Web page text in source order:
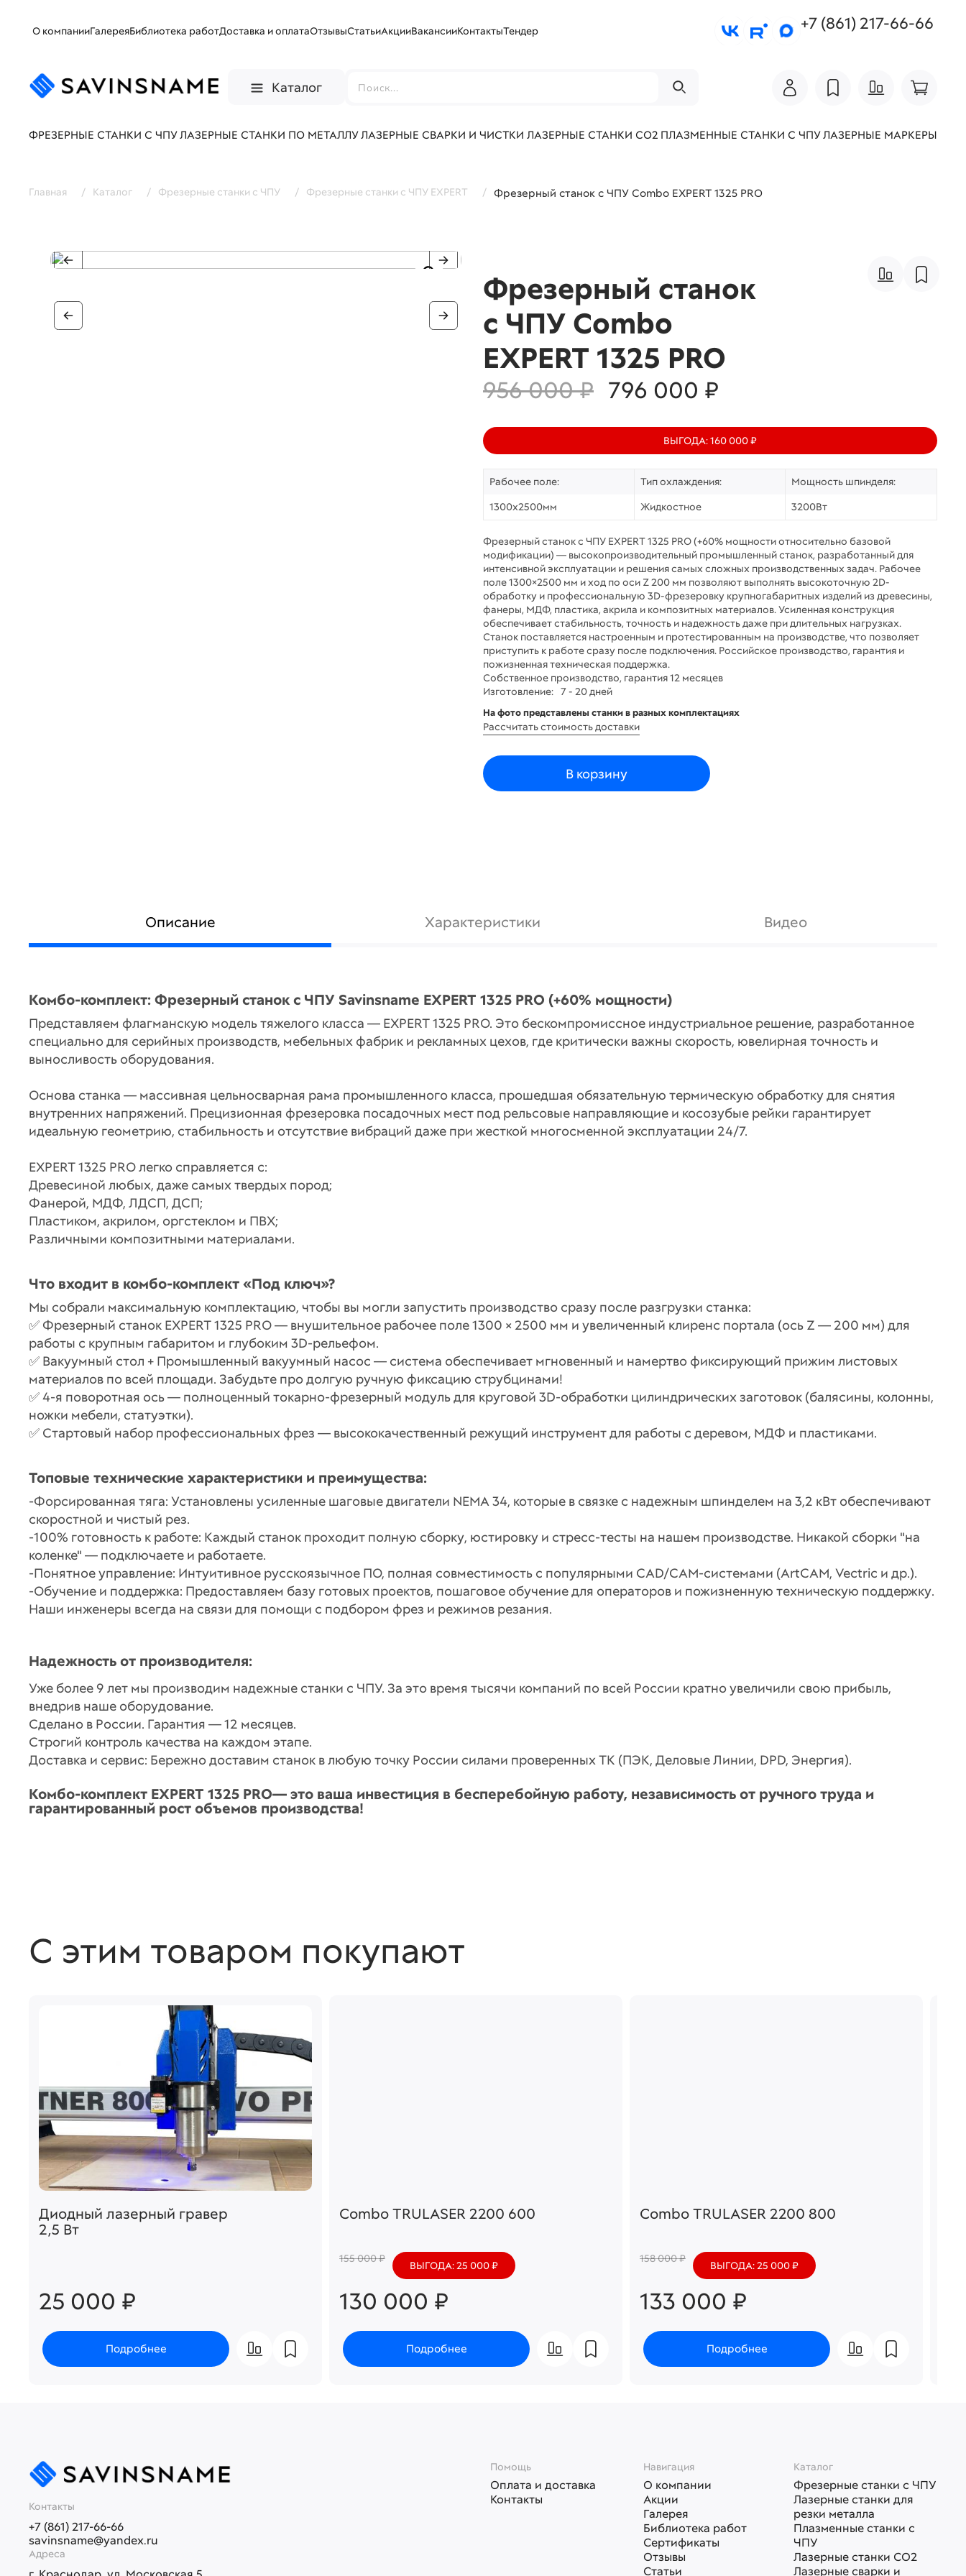
О компанииГалереяБиблиотека работДоставка и оплатаОтзывыСтатьиАкцииВакансииКонтактыТендер +7 (861) 217-66-66
Каталог
ФРЕЗЕРНЫЕ СТАНКИ С ЧПУЛАЗЕРНЫЕ СТАНКИ ПО МЕТАЛЛУЛАЗЕРНЫЕ СВАРКИ И ЧИСТКИ ЛАЗЕРНЫЕ СТАНКИ СО2 ПЛАЗМЕННЫЕ СТАНКИ С ЧПУЛАЗЕРНЫЕ МАРКЕРЫ
Главная / Каталог / Фрезерные станки с ЧПУ / Фрезерные станки с ЧПУ EXPERT / Фрезерный станок с ЧПУ Combo EXPERT 1325 PRO
Фрезерный станок
с ЧПУ Combo
EXPERT 1325 PRO
956 000 ₽ 796 000 ₽
ВЫГОДА: 160 000 ₽
Рабочее поле:
1300х2500мм
Тип охлаждения:
Жидкостное
Мощность шпинделя:
3200Вт
Фрезерный станок с ЧПУ EXPERT 1325 PRO (+60% мощности относительно базовой
модификации) — высокопроизводительный промышленный станок, разработанный для
интенсивной эксплуатации и решения самых сложных производственных задач. Рабочее
поле 1300×2500 мм и ход по оси Z 200 мм позволяют выполнять высокоточную 2D-
обработку и профессиональную 3D-фрезеровку крупногабаритных изделий из древесины,
фанеры, МДФ, пластика, акрила и композитных материалов. Усиленная конструкция
обеспечивает стабильность, точность и надежность даже при длительных нагрузках.
Станок поставляется настроенным и протестированным на производстве, что позволяет
приступить к работе сразу после подключения. Российское производство, гарантия и
пожизненная техническая поддержка.
Собственное производство, гарантия 12 месяцев
Изготовление: 7 - 20 дней
На фото представлены станки в разных комплектациях
Рассчитать стоимость доставки
В корзину
Описание Характеристики Видео
Комбо-комплект: Фрезерный станок с ЧПУ Savinsname EXPERT 1325 PRO (+60% мощности)
Представляем флагманскую модель тяжелого класса — EXPERT 1325 PRO. Это бескомпромиссное индустриальное решение, разработанное
специально для серийных производств, мебельных фабрик и рекламных цехов, где критически важны скорость, ювелирная точность и
выносливость оборудования.
Основа станка — массивная цельносварная рама промышленного класса, прошедшая обязательную термическую обработку для снятия
внутренних напряжений. Прецизионная фрезеровка посадочных мест под рельсовые направляющие и косозубые рейки гарантирует
идеальную геометрию, стабильность и отсутствие вибраций даже при жесткой многосменной эксплуатации 24/7.
EXPERT 1325 PRO легко справляется с:
Древесиной любых, даже самых твердых пород;
Фанерой, МДФ, ЛДСП, ДСП;
Пластиком, акрилом, оргстеклом и ПВХ;
Различными композитными материалами.
Что входит в комбо-комплект «Под ключ»?
Мы собрали максимальную комплектацию, чтобы вы могли запустить производство сразу после разгрузки станка:
✅ Фрезерный станок EXPERT 1325 PRO — внушительное рабочее поле 1300 × 2500 мм и увеличенный клиренс портала (ось Z — 200 мм) для
работы с крупным габаритом и глубоким 3D-рельефом.
✅ Вакуумный стол + Промышленный вакуумный насос — система обеспечивает мгновенный и намертво фиксирующий прижим листовых
материалов по всей площади. Забудьте про долгую ручную фиксацию струбцинами!
✅ 4-я поворотная ось — полноценный токарно-фрезерный модуль для круговой 3D-обработки цилиндрических заготовок (балясины, колонны,
ножки мебели, статуэтки).
✅ Стартовый набор профессиональных фрез — высококачественный режущий инструмент для работы с деревом, МДФ и пластиками.
Топовые технические характеристики и преимущества:
-Форсированная тяга: Установлены усиленные шаговые двигатели NEMA 34, которые в связке с надежным шпинделем на 3,2 кВт обеспечивают
скоростной и чистый рез.
-100% готовность к работе: Каждый станок проходит полную сборку, юстировку и стресс-тесты на нашем производстве. Никакой сборки "на
коленке" — подключаете и работаете.
-Понятное управление: Интуитивное русскоязычное ПО, полная совместимость с популярными CAD/CAM-системами (ArtCAM, Vectric и др.).
-Обучение и поддержка: Предоставляем базу готовых проектов, пошаговое обучение для операторов и пожизненную техническую поддержку.
Наши инженеры всегда на связи для помощи с подбором фрез и режимов резания.
Надежность от производителя:
Уже более 9 лет мы производим надежные станки с ЧПУ. За это время тысячи компаний по всей России кратно увеличили свою прибыль,
внедрив наше оборудование.
Сделано в России. Гарантия — 12 месяцев.
Строгий контроль качества на каждом этапе.
Доставка и сервис: Бережно доставим станок в любую точку России силами проверенных ТК (ПЭК, Деловые Линии, DPD, Энергия).
Комбо-комплект EXPERT 1325 PRO— это ваша инвестиция в бесперебойную работу, независимость от ручного труда и
гарантированный рост объемов производства!
С этим товаром покупают
Диодный лазерный гравер
2,5 Вт
25 000 ₽
Подробнее
Combo TRULASER 2200 600
155 000 ₽
ВЫГОДА: 25 000 ₽
130 000 ₽
Подробнее
Combo TRULASER 2200 800
158 000 ₽
ВЫГОДА: 25 000 ₽
133 000 ₽
Подробнее
Контакты
+7 (861) 217-66-66
savinsname@yandex.ru
Адреса
Помощь
Оплата и доставка
Контакты
Навигация
О компании
Акции
Галерея
Библиотека работ
Сертификаты
Отзывы
Статьи
Каталог
Фрезерные станки с ЧПУ
Лазерные станки для
резки металла
Плазменные станки с
ЧПУ
Лазерные станки СО2
Лазерные сварки и